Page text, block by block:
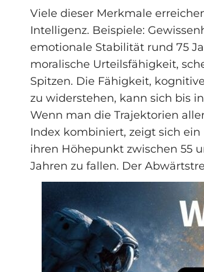
Viele dieser Merkmale
Intelligenz. Beispiele:
emotionale Stabilität rund 75
moralische Urteilsfähigkeit,
Spitzen. Die Fähigkeit,
zu widerstehen, kann sich bis
Wenn man die Trajektorien
Index kombiniert, zeigt sich
ihren Höhepunkt zwischen 55
Jahren zu fallen. Der